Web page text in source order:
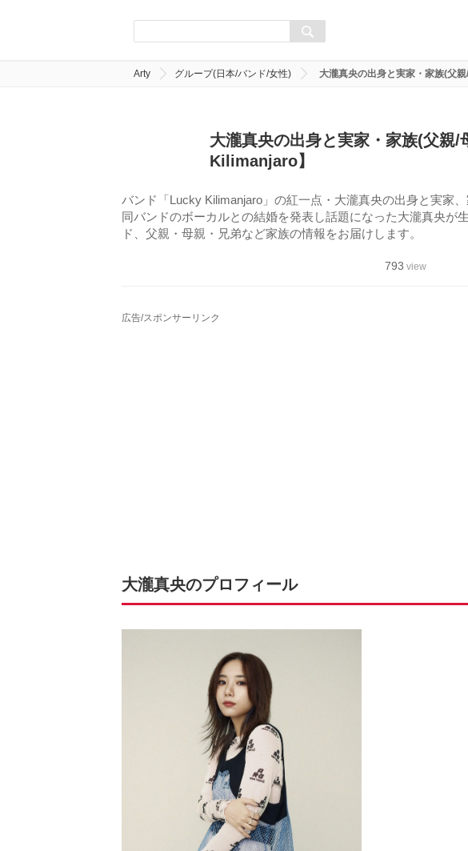
Arty グループ(日本/バンド/女性) 大瀧真央の出身と実家・家族(父
大瀧真央の出身と実家・家族(父親
Kilimanjaro】
バンド「Lucky Kilimanjaro」の紅一点・大瀧真央の出身と実家、
同バンドのボーカルとの結婚を発表し話題になった大瀧真央が
ド、父親・母親・兄弟など家族の情報をお届けします。
793 view
広告/スポンサーリンク
大瀧真央のプロフィール